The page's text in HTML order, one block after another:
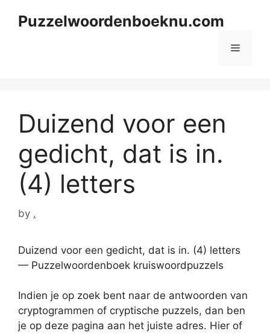
Puzzelwoordenboeknu.com
Menu
Duizend voor een
gedicht, dat is in.
(4) letters
by .
Duizend voor een gedicht, dat is in. (4) letters
— Puzzelwoordenboek kruiswoordpuzzels
Indien je op zoek bent naar de antwoorden van
cryptogrammen of cryptische puzzels, dan ben
je op deze pagina aan het juiste adres. Hier of